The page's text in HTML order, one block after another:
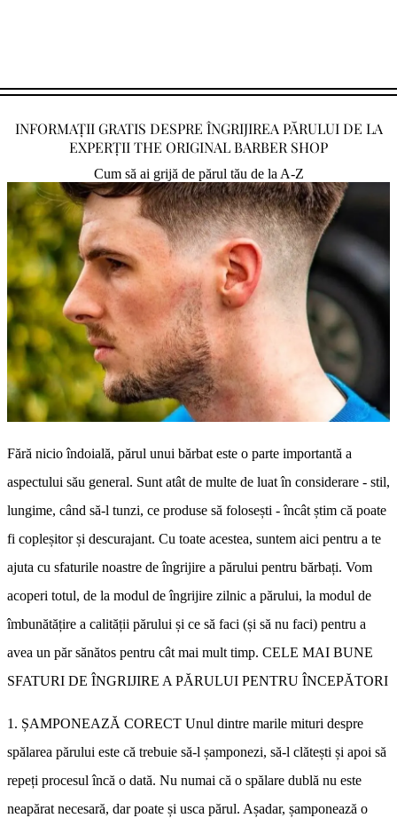
INFORMAȚII GRATIS DESPRE ÎNGRIJIREA PĂRULUI DE LA
EXPERȚII THE ORIGINAL BARBER SHOP
Cum să ai grijă de părul tău de la A-Z
Fără nicio îndoială, părul unui bărbat este o parte importantă a
aspectului său general. Sunt atât de multe de luat în considerare - stil,
lungime, când să-l tunzi, ce produse să folosești - încât știm că poate
fi copleșitor și descurajant. Cu toate acestea, suntem aici pentru a te
ajuta cu sfaturile noastre de îngrijire a părului pentru bărbați. Vom
acoperi totul, de la modul de îngrijire zilnic a părului, la modul de
îmbunătățire a calității părului și ce să faci (și să nu faci) pentru a
avea un păr sănătos pentru cât mai mult timp. CELE MAI BUNE
SFATURI DE ÎNGRIJIRE A PĂRULUI PENTRU ÎNCEPĂTORI
1. ȘAMPONEAZĂ CORECT Unul dintre marile mituri despre
spălarea părului este că trebuie să-l șamponezi, să-l clătești și apoi să
repeți procesul încă o dată. Nu numai că o spălare dublă nu este
neapărat necesară, dar poate și usca părul. Așadar, șamponează o